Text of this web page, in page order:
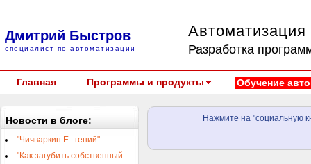
Дмитрий Быстров
специалист по автоматизации Разработка
Главная Программы и продукты Обучение
Новости в блоге:
"Чичваркин Е...гений"
"Как загубить собственный
Нажмите на "социальную